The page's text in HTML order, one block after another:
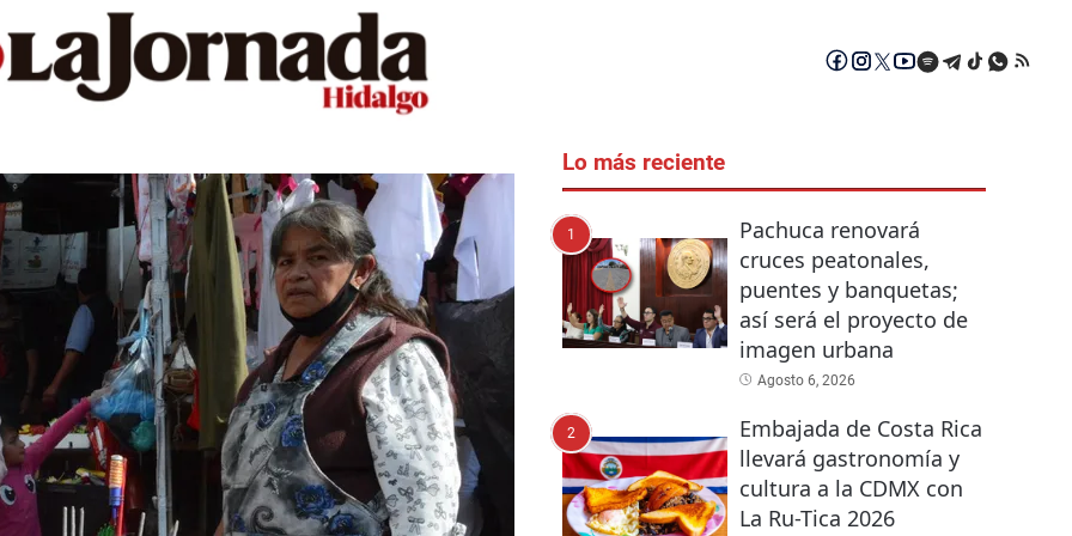
Lo más reciente
1
Pachuca renovará
cruces peatonales,
puentes y banquetas;
así será el proyecto de
imagen urbana
Agosto 6, 2026
2
Embajada de Costa Rica
llevará gastronomía y
cultura a la CDMX con
La Ru-Tica 2026